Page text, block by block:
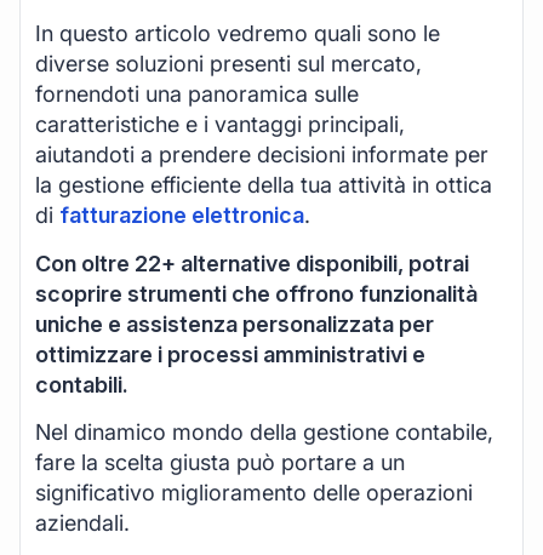
In questo articolo vedremo quali sono le
diverse soluzioni presenti sul mercato,
fornendoti una panoramica sulle
caratteristiche e i vantaggi principali,
aiutandoti a prendere decisioni informate per
la gestione efficiente della tua attività in ottica
di fatturazione elettronica.
Con oltre 22+ alternative disponibili, potrai
scoprire strumenti che offrono funzionalità
uniche e assistenza personalizzata per
ottimizzare i processi amministrativi e
contabili.
Nel dinamico mondo della gestione contabile,
fare la scelta giusta può portare a un
significativo miglioramento delle operazioni
aziendali.